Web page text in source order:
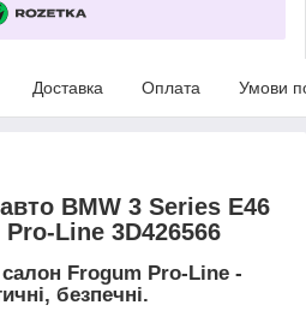
Доставка Оплата Умови
BMW 3 Series E46
Line 3D426566
Frogum Pro-Line -
безпечні.